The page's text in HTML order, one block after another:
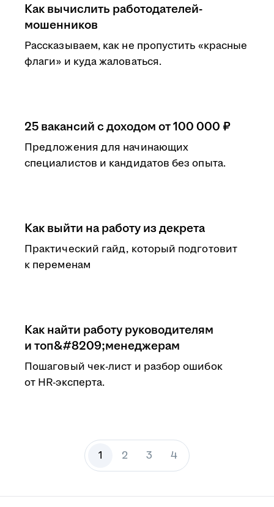
Как вычислить работодателей-
мошенников
Рассказываем, как не пропустить «красные
флаги» и куда жаловаться.
25 вакансий с доходом от 100 000 ₽
Предложения для начинающих
специалистов и кандидатов без опыта.
Как выйти на работу из декрета
Практический гайд, который подготовит
к переменам
Как найти работу руководителям
и топ&#8209;менеджерам
Пошаговый чек-лист и разбор ошибок
от HR-эксперта.
1 2 3 4